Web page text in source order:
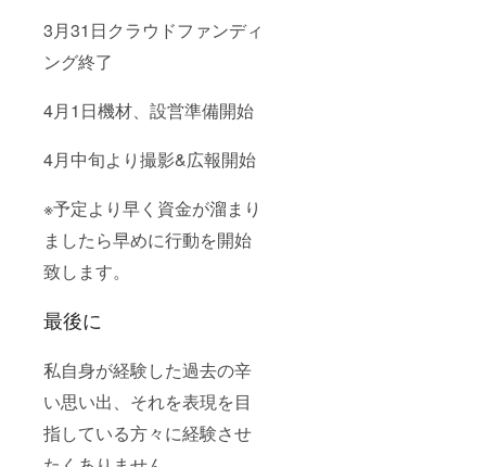
3月31日クラウドファンディ
ング終了
4月1日機材、設営準備開始
4月中旬より撮影&広報開始
※予定より早く資金が溜まり
ましたら早めに行動を開始
致します。
最後に
私自身が経験した過去の辛
い思い出、それを表現を目
指している方々に経験させ